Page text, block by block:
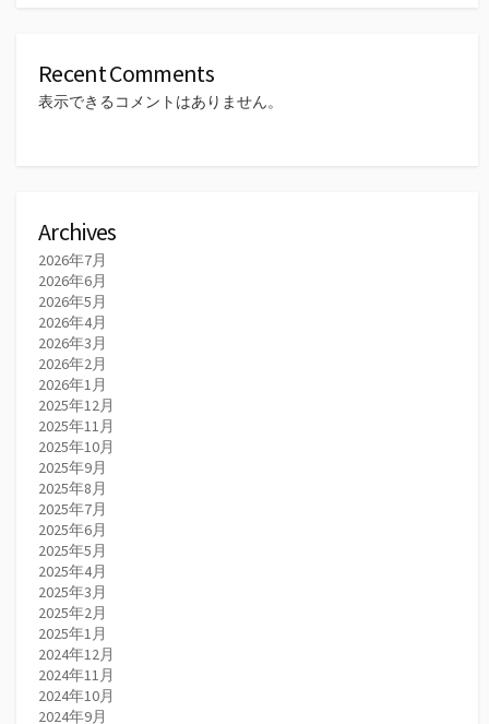
Recent Comments
表示できるコメントはありません。
Archives
2026年7月
2026年6月
2026年5月
2026年4月
2026年3月
2026年2月
2026年1月
2025年12月
2025年11月
2025年10月
2025年9月
2025年8月
2025年7月
2025年6月
2025年5月
2025年4月
2025年3月
2025年2月
2025年1月
2024年12月
2024年11月
2024年10月
2024年9月